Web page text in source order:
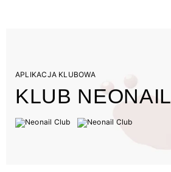
APLIKACJA KLUBOWA
KLUB NEONAIL